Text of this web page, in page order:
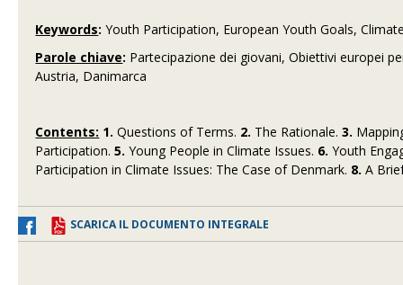
Keywords: Youth Participation, European Youth Goals,
Parole chiave: Partecipazione dei giovani, Obiettivi europei
Austria, Danimarca
Contents: 1. Questions of Terms. 2. The Rationale.3.
Participation.5. Young People in Climate Issues. 6. Youth
Participation in Climate Issues: The Case of Denmark. 8. A
SCARICA IL DOCUMENTO INTEGRALE